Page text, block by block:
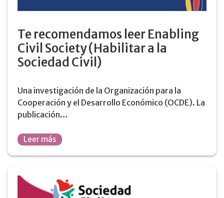
Te recomendamos leer Enabling
Civil Society (Habilitar a la
Sociedad Civil)
Una investigación de la Organización para la
Cooperación y el Desarrollo Económico (OCDE). La
publicación…
Leer más